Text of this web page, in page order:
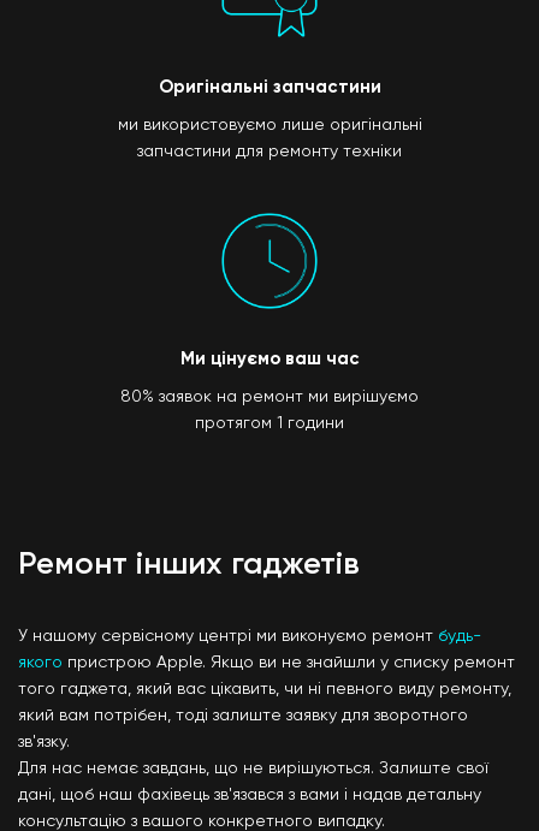
Оригінальні запчастини
ми використовуємо лише оригінальні
запчастини для ремонту техніки
Ми цінуємо ваш час
80% заявок на ремонт ми вирішуємо
протягом 1 години
Ремонт інших гаджетів
У нашому сервісному центрі ми виконуємо ремонт будь-
якого пристрою Apple. Якщо ви не знайшли у списку ремонт
того гаджета, який вас цікавить, чи ні певного виду ремонту,
який вам потрібен, тоді залиште заявку для зворотного
зв'язку.
Для нас немає завдань, що не вирішуються. Залиште свої
дані, щоб наш фахівець зв'язався з вами і надав детальну
консультацію з вашого конкретного випадку.